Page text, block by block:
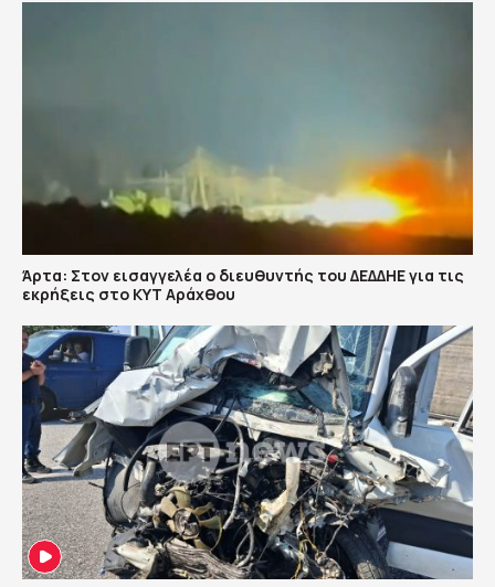
Άρτα: Στον εισαγγελέα ο διευθυντής του ΔΕΔΔΗΕ για τις
εκρήξεις στο ΚΥΤ Αράχθου